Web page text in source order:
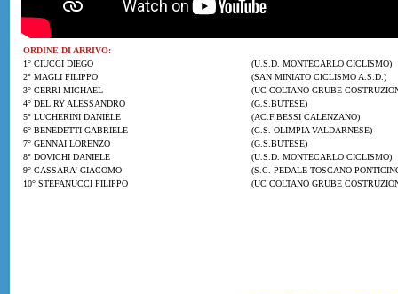
ORDINE DI ARRIVO:
1° CIUCCI DIEGO
(U.S.D. MONTECARLO CICLISMO)
2° MAGLI FILIPPO
(SAN MINIATO CICLISMO A.S.D.)
3° CERRI MICHAEL
(UC COLTANO GRUBE
4° DEL RY ALESSANDRO
(G.S.BUTESE)
5° LUCHERINI DANIELE
(AC.F.BESSI CALENZANO)
6° BENEDETTI GABRIELE
(G.S. OLIMPIA VALDARNESE)
7° GENNAI LORENZO
(G.S.BUTESE)
8° DOVICHI DANIELE
(U.S.D. MONTECARLO CICLISMO)
9° CASSARA' GIACOMO
(S.C. PEDALE TOSCANO
10° STEFANUCCI FILIPPO
(UC COLTANO GRUBE